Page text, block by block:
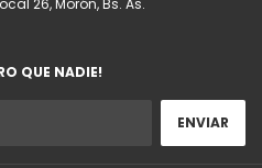
26, Morón, Bs. As.
QUE NADIE!